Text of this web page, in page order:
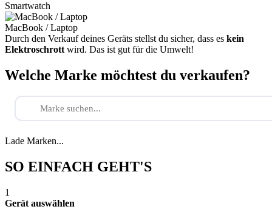
Smartwatch
MacBook / Laptop
Durch den Verkauf deines Geräts stellst du sicher, dass es kein
Elektroschrott wird. Das ist gut für die Umwelt!
Welche Marke möchtest du verkaufen?
Lade Marken...
SO EINFACH GEHT'S
1
Gerät auswählen